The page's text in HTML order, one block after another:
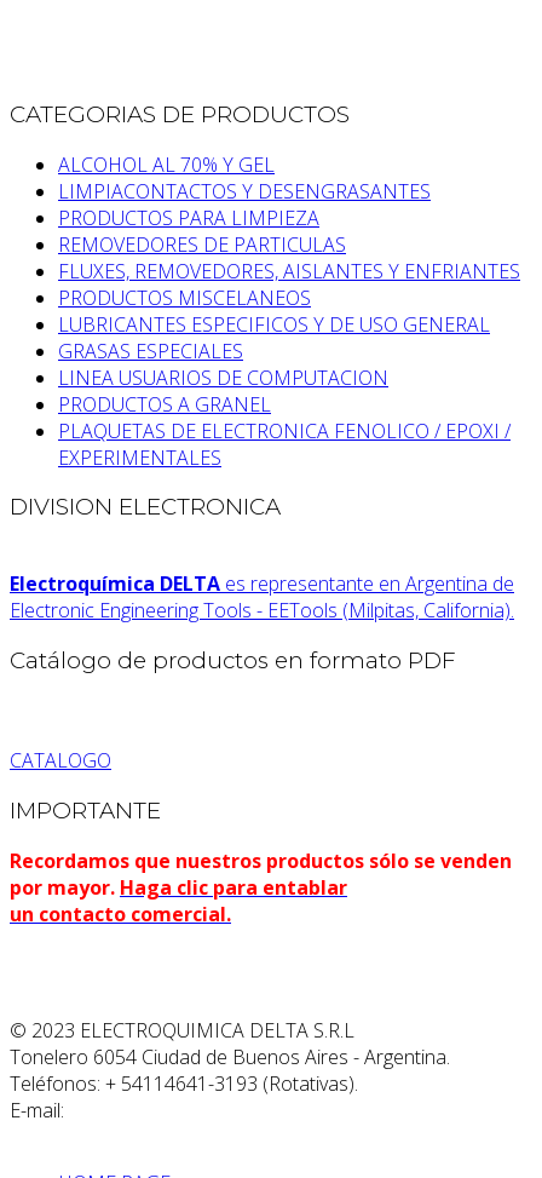
CATEGORIAS DE PRODUCTOS
ALCOHOL AL 70% Y GEL
LIMPIACONTACTOS Y DESENGRASANTES
PRODUCTOS PARA LIMPIEZA
REMOVEDORES DE PARTICULAS
FLUXES, REMOVEDORES, AISLANTES Y ENFRIANTES
PRODUCTOS MISCELANEOS
LUBRICANTES ESPECIFICOS Y DE USO GENERAL
GRASAS ESPECIALES
LINEA USUARIOS DE COMPUTACION
PRODUCTOS A GRANEL
PLAQUETAS DE ELECTRONICA FENOLICO / EPOXI /
EXPERIMENTALES
DIVISION ELECTRONICA
Electroquímica DELTA es representante en Argentina de
Electronic Engineering Tools - EETools (Milpitas, California).
Catálogo de productos en formato PDF
CATALOGO
IMPORTANTE
Recordamos que nuestros productos sólo se venden
por mayor. Haga clic para entablar
un contacto comercial.
© 2023 ELECTROQUIMICA DELTA S.R.L
Tonelero 6054 Ciudad de Buenos Aires - Argentina.
Teléfonos: + 54114641-3193 (Rotativas).
E-mail: